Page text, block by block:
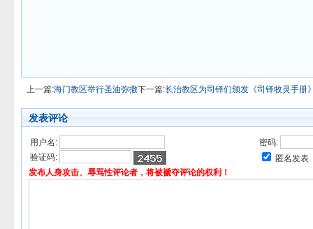
上一篇:海门教区举行圣油弥撒下一篇:长治教区为司铎们颁发《司铎牧灵手册
发表评论
用户名:
密码:
验证码:
匿名发表
发布人身攻击、辱骂性评论者，将被褫夺评论的权利！